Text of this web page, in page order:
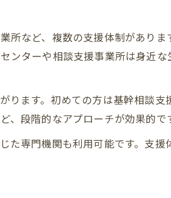
など、複数の支援体制があり
ターや相談支援事業所は身近
ます。初めての方は基幹相談
段階的なアプローチが効果的で
専門機関も利用可能です。支